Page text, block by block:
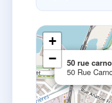
50 rue
50 Rue
+
−